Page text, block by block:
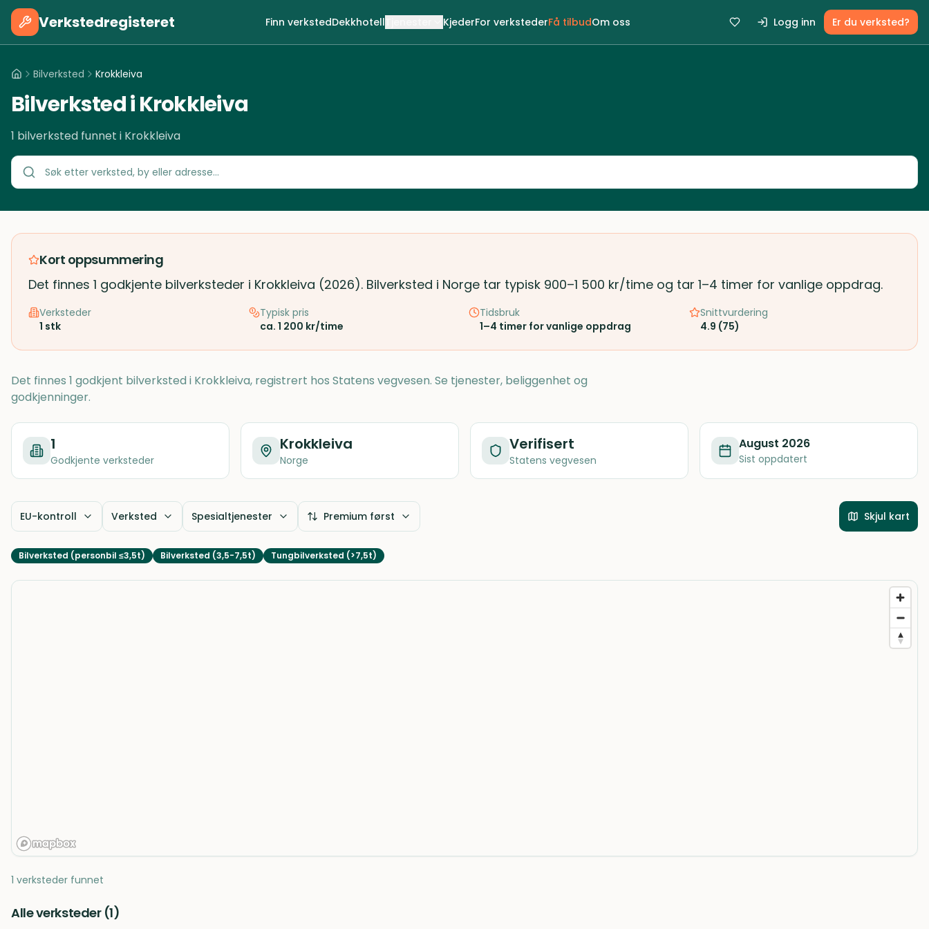
Verkstedregisteret Finn verkstedDekkhotell KjederFor verkstederFå tilbudOm oss Logg inn Er du verksted?
Bilverksted Krokkleiva
Bilverksted i Krokkleiva
1 bilverksted funnet i Krokkleiva
Kort oppsummering
Det finnes 1 godkjente bilverksteder i Krokkleiva (2026). Bilverksted i Norge tar typisk 900–1 500 kr/time og tar 1–4 timer for vanlige oppdrag.
Verksteder
1 stk
Typisk pris
ca. 1 200 kr/time
Tidsbruk
1–4 timer for vanlige oppdrag
Snittvurdering
4.9 (75)
Det finnes 1 godkjent bilverksted i Krokkleiva, registrert hos Statens vegvesen. Se tjenester, beliggenhet og
godkjenninger.
1
Godkjente verksteder
Krokkleiva
Norge
Verifisert
Statens vegvesen
August 2026
Sist oppdatert
EU-kontroll Verksted Spesialtjenester Premium først Skjul kart
Bilverksted (personbil ≤3,5t) Bilverksted (3,5-7,5t) Tungbilverksted (>7,5t)
1 verksteder funnet
Alle verksteder (1)